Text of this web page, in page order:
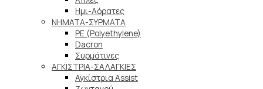
Ημι-Αόρατες
ΝΗΜΑΤΑ-ΣΥΡΜΑΤΑ
PE (Polyethylene)
Dacron
Συρμάτινες
ΑΓΚΙΣΤΡΙΑ-ΣΑΛΑΓΚΙΕΣ
Αγκίστρια Assist